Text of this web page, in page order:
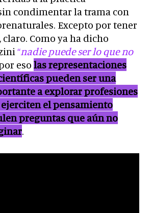
condimentar la trama con
Excepto por tener
Como ya ha dicho
“nadie puede ser lo que no
eso las representaciones
pueden ser una
a explorar profesiones
el pensamiento
preguntas que aún no
.